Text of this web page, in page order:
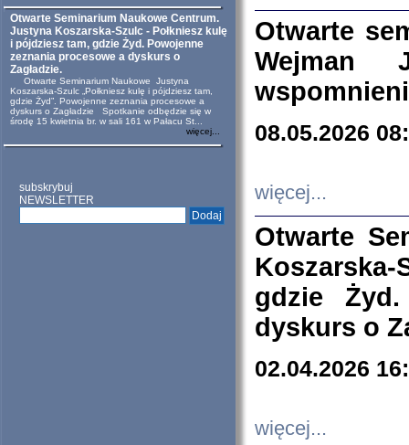
Otwarte Seminarium Naukowe Centrum.
Justyna Koszarska-Szulc - Połkniesz kulę
i pójdziesz tam, gdzie Żyd. Powojenne
zeznania procesowe a dyskurs o
Zagładzie.
Otwarte Seminarium Naukowe Justyna
Koszarska-Szulc „Połkniesz kulę i pójdziesz tam,
gdzie Żyd”. Powojenne zeznania procesowe a
dyskurs o Zagładzie Spotkanie odbędzie się w
środę 15 kwietnia br. w sali 161 w Pałacu St...
więcej...
subskrybuj
NEWSLETTER
Otwarte
Wejman
08.05.2026
więcej...
Otwarte
Koszarska-
gdzie
dyskurs o
02.04.2026
więcej...